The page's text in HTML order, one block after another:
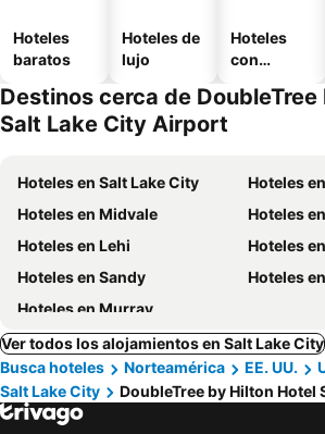
Hoteles
baratos
Hoteles de
lujo
Hoteles
con
Destinos cerca de
Salt Lake City Airport
Hoteles en Salt Lake City
Hoteles
Hoteles en Midvale
Hoteles
Hoteles en Lehi
Hoteles
Hoteles en Sandy
Hoteles
Hoteles en Murray
Ver todos los alojamientos en Salt Lake City
Busca hoteles
Norteamérica EE. UU.
Salt Lake City
DoubleTree by Hilton Hotel